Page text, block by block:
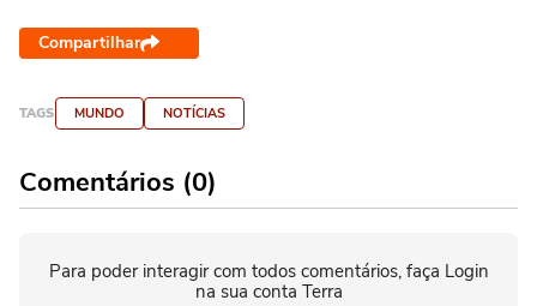
Compartilhar
TAGS MUNDO NOTÍCIAS
Comentários (0)
Para poder interagir com todos comentários, faça Login
na sua conta Terra